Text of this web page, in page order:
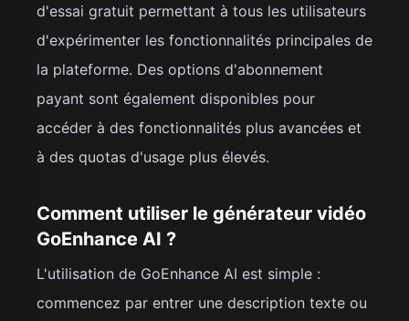
d'essai gratuit permettant à tous les utilisateurs
d'expérimenter les fonctionnalités principales de
la plateforme. Des options d'abonnement
payant sont également disponibles pour
accéder à des fonctionnalités plus avancées et
à des quotas d'usage plus élevés.
Comment utiliser le générateur vidéo
GoEnhance AI ?
L'utilisation de GoEnhance AI est simple :
commencez par entrer une description texte ou